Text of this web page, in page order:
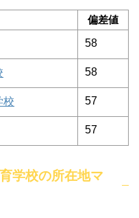
偏差値
58
58
校 57
57
学校の所在地マ